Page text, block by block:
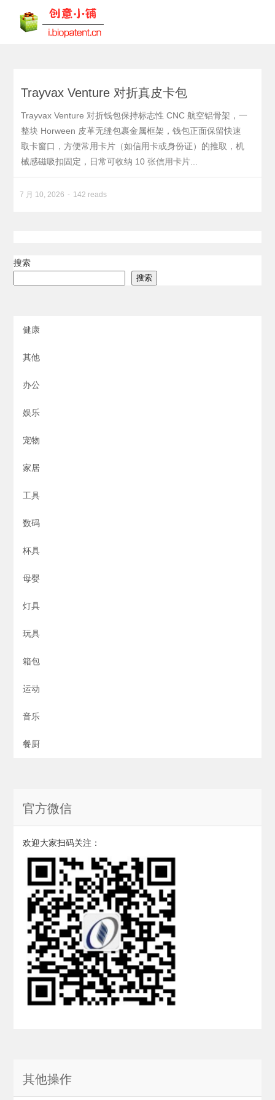
Trayvax Venture 对折真皮卡包
Trayvax Venture 对折钱包保持标志性 CNC 航空铝骨架，一
整块 Horween 皮革无缝包裹金属框架，钱包正面保留快速
取卡窗口，方便常用卡片（如信用卡或身份证）的推取，机
械感磁吸扣固定，日常可收纳 10 张信用卡片...
7 月 10, 2026 142 reads
搜索
搜索
健康
其他
办公
娱乐
宠物
家居
工具
数码
杯具
母婴
灯具
玩具
箱包
运动
音乐
餐厨
官方微信
欢迎大家扫码关注：
其他操作